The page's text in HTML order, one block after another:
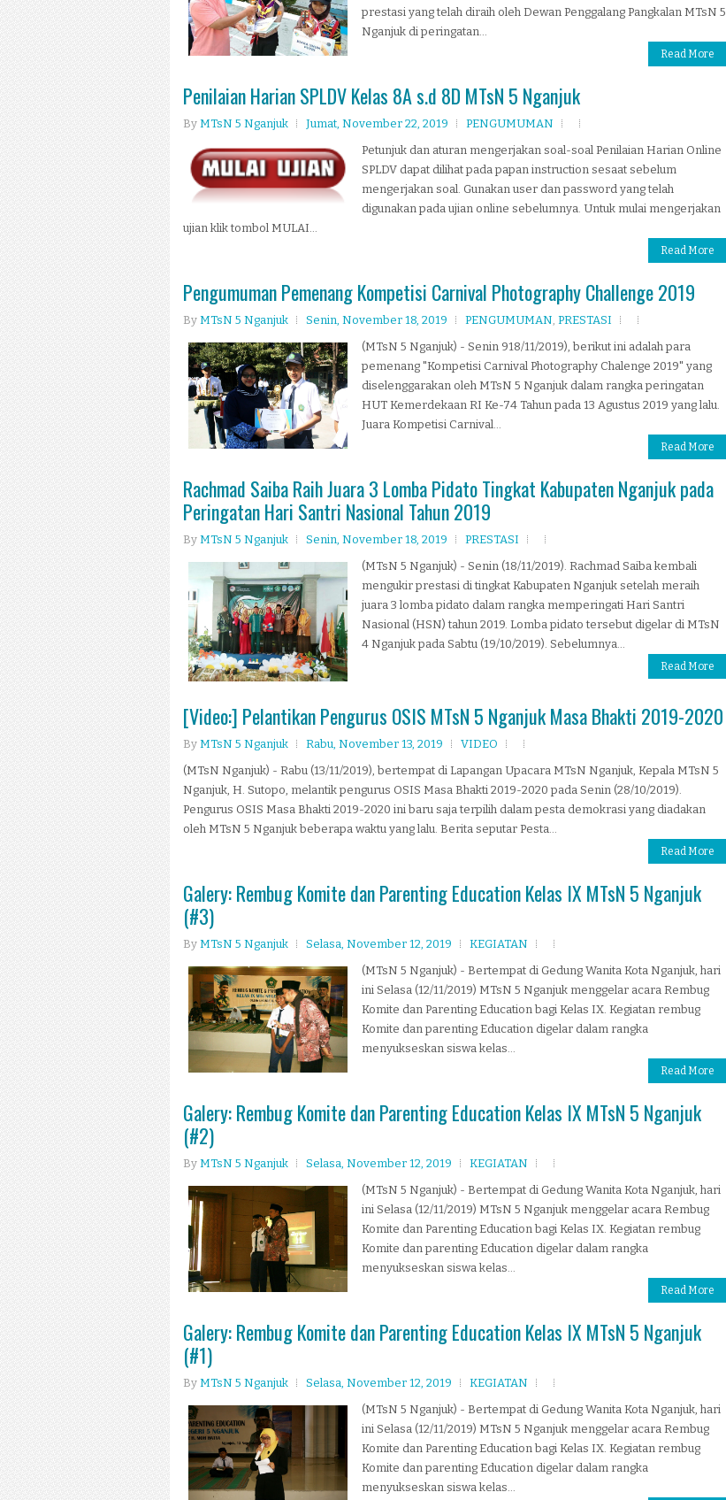
prestasi yang telah diraih oleh Dewan Penggalang Pangkalan MTsN 5
Nganjuk di peringatan...
Read More
Penilaian Harian SPLDV Kelas 8A s.d 8D MTsN 5 Nganjuk
By MTsN 5 Nganjuk Jumat, November 22, 2019
PENGUMUMAN
Petunjuk dan aturan mengerjakan soal-soal Penilaian Harian Online
SPLDV dapat dilihat pada papan instruction sesaat sebelum
mengerjakan soal. Gunakan user dan password yang telah
digunakan pada ujian online sebelumnya. Untuk mulai mengerjakan
ujian klik tombol MULAI...
Read More
Pengumuman Pemenang Kompetisi Carnival Photography Challenge 2019
By MTsN 5 Nganjuk Senin, November 18, 2019 PENGUMUMAN, PRESTASI
(MTsN 5 Nganjuk) - Senin 918/11/2019), berikut ini adalah para
pemenang "Kompetisi Carnival Photography Chalenge 2019" yang
diselenggarakan oleh MTsN 5 Nganjuk dalam rangka peringatan
HUT Kemerdekaan RI Ke-74 Tahun pada 13 Agustus 2019 yang lalu.
Juara Kompetisi Carnival...
Read More
Rachmad Saiba Raih Juara 3 Lomba Pidato Tingkat Kabupaten Nganjuk pada
Peringatan Hari Santri Nasional Tahun 2019
By MTsN 5 Nganjuk Senin, November 18, 2019
PRESTASI
(MTsN 5 Nganjuk) - Senin (18/11/2019). Rachmad Saiba kembali
mengukir prestasi di tingkat Kabupaten Nganjuk setelah meraih
juara 3 lomba pidato dalam rangka memperingati Hari Santri
Nasional (HSN) tahun 2019. Lomba pidato tersebut digelar di MTsN
4 Nganjuk pada Sabtu (19/10/2019). Sebelumnya...
Read More
[Video:] Pelantikan Pengurus OSIS MTsN 5 Nganjuk Masa Bhakti 2019-2020
By MTsN 5 Nganjuk Rabu, November 13, 2019
VIDEO
(MTsN Nganjuk) - Rabu (13/11/2019), bertempat di Lapangan Upacara MTsN Nganjuk, Kepala MTsN 5
Nganjuk, H. Sutopo, melantik pengurus OSIS Masa Bhakti 2019-2020 pada Senin (28/10/2019).
Pengurus OSIS Masa Bhakti 2019-2020 ini baru saja terpilih dalam pesta demokrasi yang diadakan
oleh MTsN 5 Nganjuk beberapa waktu yang lalu. Berita seputar Pesta...
Read More
Galery: Rembug Komite dan Parenting Education Kelas IX MTsN 5 Nganjuk
(#3)
By MTsN 5 Nganjuk Selasa, November 12, 2019
KEGIATAN
(MTsN 5 Nganjuk) - Bertempat di Gedung Wanita Kota Nganjuk, hari
ini Selasa (12/11/2019) MTsN 5 Nganjuk menggelar acara Rembug
Komite dan Parenting Education bagi Kelas IX. Kegiatan rembug
Komite dan parenting Education digelar dalam rangka
menyukseskan siswa kelas...
Read More
Galery: Rembug Komite dan Parenting Education Kelas IX MTsN 5 Nganjuk
(#2)
By MTsN 5 Nganjuk Selasa, November 12, 2019
KEGIATAN
(MTsN 5 Nganjuk) - Bertempat di Gedung Wanita Kota Nganjuk, hari
ini Selasa (12/11/2019) MTsN 5 Nganjuk menggelar acara Rembug
Komite dan Parenting Education bagi Kelas IX. Kegiatan rembug
Komite dan parenting Education digelar dalam rangka
menyukseskan siswa kelas...
Read More
Galery: Rembug Komite dan Parenting Education Kelas IX MTsN 5 Nganjuk
(#1)
By MTsN 5 Nganjuk Selasa, November 12, 2019
KEGIATAN
(MTsN 5 Nganjuk) - Bertempat di Gedung Wanita Kota Nganjuk, hari
ini Selasa (12/11/2019) MTsN 5 Nganjuk menggelar acara Rembug
Komite dan Parenting Education bagi Kelas IX. Kegiatan rembug
Komite dan parenting Education digelar dalam rangka
menyukseskan siswa kelas...